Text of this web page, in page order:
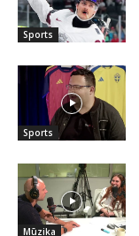
Sports
Sports
Mūzika